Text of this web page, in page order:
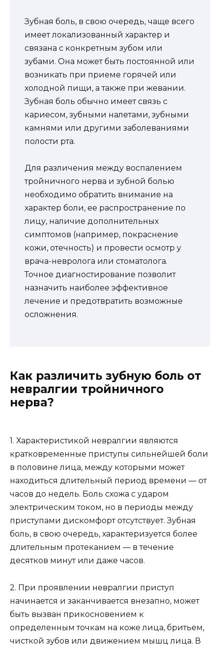
Зубная боль, в свою очередь, чаще всего
имеет локализованный характер и
связана с конкретным зубом или
зубами. Она может быть постоянной или
возникать при приеме горячей или
холодной пищи, а также при жевании.
Зубная боль обычно имеет связь с
кариесом, зубными налетами, зубными
камнями или другими заболеваниями
полости рта.
Для различения между воспалением
тройничного нерва и зубной болью
необходимо обратить внимание на
характер боли, ее распространение по
лицу, наличие дополнительных
симптомов (например, покраснение
кожи, отечность) и провести осмотр у
врача-невролога или стоматолога.
Точное диагностирование позволит
назначить наиболее эффективное
лечение и предотвратить возможные
осложнения.
Как различить зубную боль от
невралгии тройничного
нерва?
1. Характеристикой невралгии являются
кратковременные приступы сильнейшей боли
в половине лица, между которыми может
находиться длительный период времени — от
часов до недель. Боль схожа с ударом
электрическим током, но в периоды между
приступами дискомфорт отсутствует. Зубная
боль, в свою очередь, характеризуется более
длительным протеканием — в течение
десятков минут или даже часов.
2. При проявлении невралгии приступ
начинается и заканчивается внезапно, может
быть вызван прикосновением к
определенным точкам на коже лица, бритьем,
чисткой зубов или движением мышц лица. В